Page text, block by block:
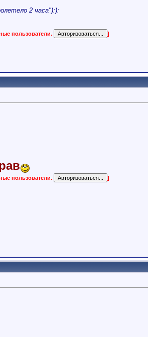
2 часа"):):
пользователи. ]
пользователи. ]